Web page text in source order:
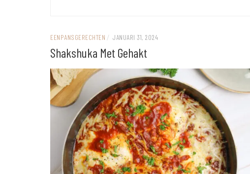
EENPANSGERECHTEN / JANUARI 31, 2024
Shakshuka Met Gehakt